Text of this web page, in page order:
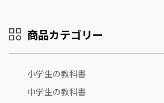
商品カテゴリー
小学生の教科書
中学生の教科書